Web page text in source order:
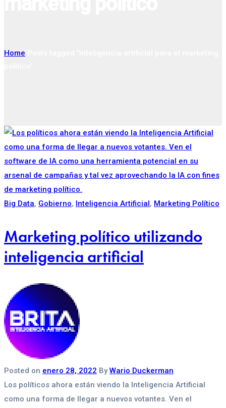
Home
Big Data, Gobierno, Inteligencia Artificial, Marketing Político
Marketing político utilizando
inteligencia artificial
Posted on enero 28, 2022 ByWario Duckerman
Los políticos ahora están viendo la Inteligencia Artificial
como una forma de llegar a nuevos votantes. Ven el